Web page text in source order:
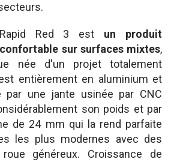
Red 3 est un produit
sur surfaces mixtes,
née d'un projet totalement
entièrement en aluminium et
par une jante usinée par CNC
son poids et par
de 24 mm qui la rend parfaite
les plus modernes avec des
généreux. Croissance de